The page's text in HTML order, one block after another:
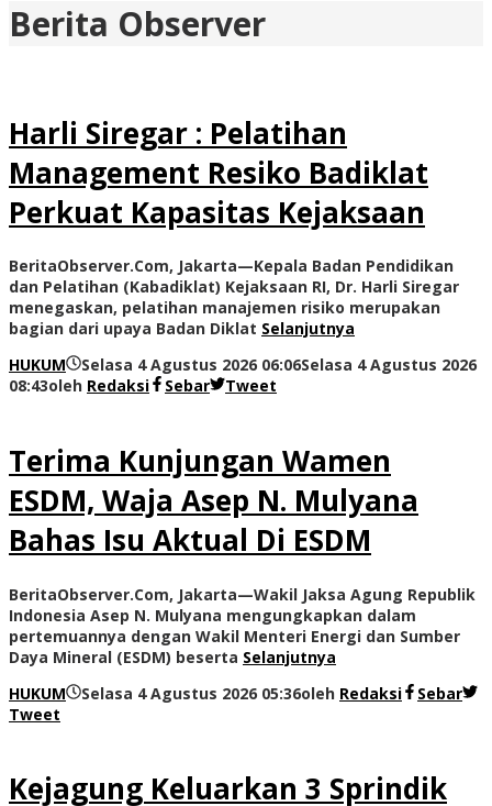
Berita Observer
Harli Siregar : Pelatihan
Management Resiko Badiklat
Perkuat Kapasitas Kejaksaan
BeritaObserver.Com, Jakarta—Kepala Badan Pendidikan
dan Pelatihan (Kabadiklat) Kejaksaan RI, Dr. Harli Siregar
menegaskan, pelatihan manajemen risiko merupakan
bagian dari upaya Badan Diklat Selanjutnya
HUKUM
Selasa 4 Agustus 2026 06:06Selasa 4 Agustus 2026
08:43oleh Redaksi Sebar Tweet
Terima Kunjungan Wamen
ESDM, Waja Asep N. Mulyana
Bahas Isu Aktual Di ESDM
BeritaObserver.Com, Jakarta—Wakil Jaksa Agung Republik
Indonesia Asep N. Mulyana mengungkapkan dalam
pertemuannya dengan Wakil Menteri Energi dan Sumber
Daya Mineral (ESDM) beserta Selanjutnya
HUKUM
Selasa 4 Agustus 2026 05:36oleh Redaksi
Sebar
Tweet
Kejagung Keluarkan 3 Sprindik